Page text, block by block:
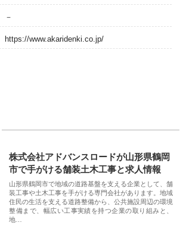
－
https://www.akaridenki.co.jp/
株式会社アドバンスロードが山形県鶴岡
市で手がける舗装土木工事と求人情報
山形県鶴岡市で地域の道路基盤を支える企業として、舗
装工事や土木工事を手がける専門会社があります。地域
住民の生活を支える道路整備から、公共施設周辺の環境
整備まで、幅広い工事実績を持つ企業の取り組みと、
地…